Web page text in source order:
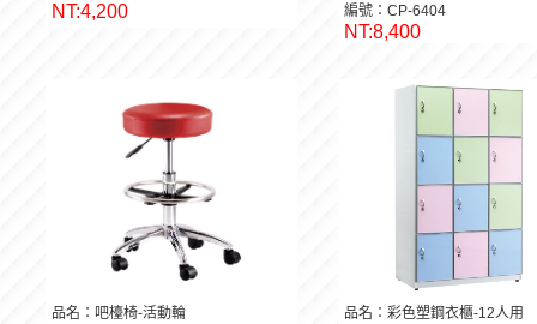
NT:4,200
編號：CP-6404
NT:8,400
品名：吧檯椅-活動輪
品名：彩色塑鋼衣櫃-12人用